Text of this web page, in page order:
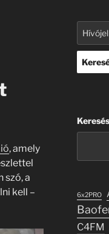
, amely
szó, a
kell –
6x2PRO
C4FM